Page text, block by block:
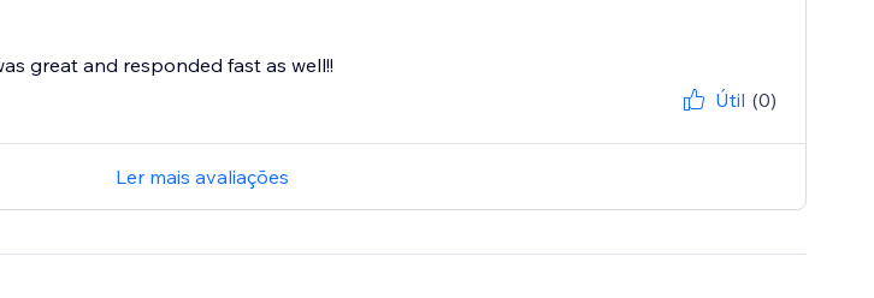
great and responded fast as well!!
Útil (0)
Ler mais avaliações